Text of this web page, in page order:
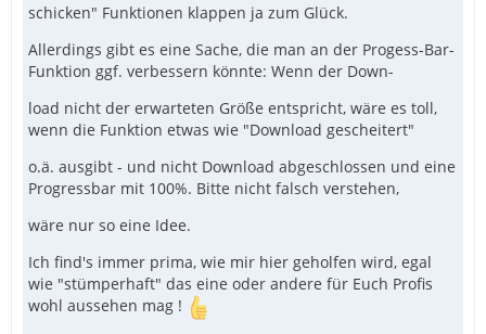
schicken" Funktionen klappen ja zum Glück.
Allerdings gibt es eine Sache, die man an der Progess-Bar-
Funktion ggf. verbessern könnte: Wenn der Down-
load nicht der erwarteten Größe entspricht, wäre es toll,
wenn die Funktion etwas wie "Download gescheitert"
o.ä. ausgibt - und nicht Download abgeschlossen und eine
Progressbar mit 100%. Bitte nicht falsch verstehen,
wäre nur so eine Idee.
Ich find's immer prima, wie mir hier geholfen wird, egal
wie "stümperhaft" das eine oder andere für Euch Profis
wohl aussehen mag !